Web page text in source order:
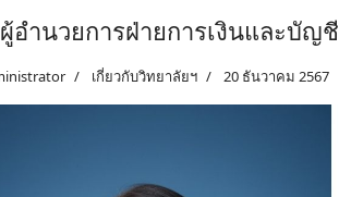
อำนวยการฝ่ายการเงินและบัญชี
เกี่ยวกับวิทยาลัยฯ 20 ธันวาคม 2567